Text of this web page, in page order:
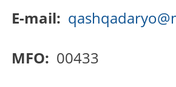
E-mail:
MFO: 00433